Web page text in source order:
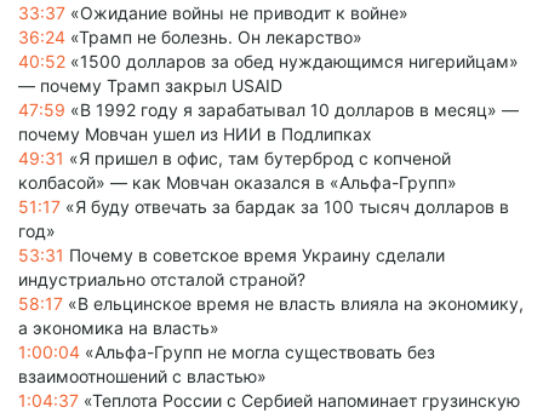
33:37 «Ожидание войны не приводит к войне»
36:24 «Трамп не болезнь. Он лекарство»
40:52 «1500 долларов за обед нуждающимся нигерийцам»
— почему Трамп закрыл USAID
47:59 «В 1992 году я зарабатывал 10 долларов в месяц» —
почему Мовчан ушел из НИИ в Подлипках
49:31 «Я пришел в офис, там бутерброд с копченой
колбасой» — как Мовчан оказался в «Альфа-Групп»
51:17 «Я буду отвечать за бардак за 100 тысяч долларов в
год»
53:31 Почему в советское время Украину сделали
индустриально отсталой страной?
58:17 «В ельцинское время не власть влияла на экономику,
а экономика на власть»
1:00:04 «Альфа-Групп не могла существовать без
взаимоотношений с властью»
1:04:37 «Теплота России с Сербией напоминает грузинскую